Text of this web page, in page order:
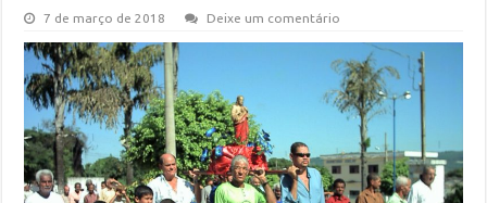
7 de março de 2018 Deixe um comentário